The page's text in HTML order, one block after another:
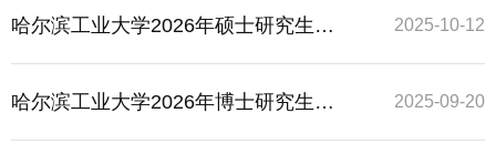
季招生苏州研究院专项招生简介
哈尔滨工业大学2026年硕士研究生苏
州研究院专项招生简介
2025-10-12
哈尔滨工业大学2026年博士研究生秋 2025-09-20